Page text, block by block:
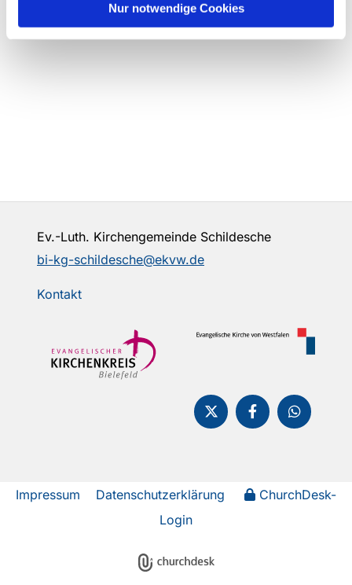
Nur notwendige Cookies
Ev.-Luth. Kirchengemeinde Schildesche
bi-kg-schildesche@ekvw.de
Kontakt
Impressum Datenschutzerklärung
ChurchDesk-
Login